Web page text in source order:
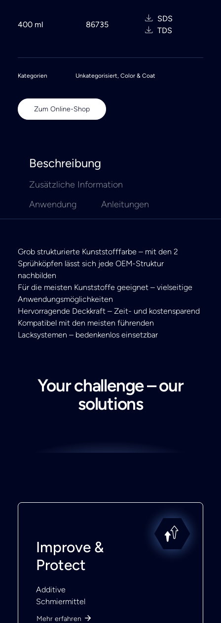
400 ml 86735
SDS
TDS
Kategorien Unkategorisiert, Color & Coat
Zum Online-Shop
Beschreibung
Zusätzliche Information
Anwendung
Anleitungen
Grob strukturierte Kunststofffarbe – mit den 2
Sprühköpfen lässt sich jede OEM-Struktur
nachbilden
Für die meisten Kunststoffe geeignet – vielseitige
Anwendungsmöglichkeiten
Hervorragende Deckkraft – Zeit- und kostensparend
Kompatibel mit den meisten führenden
Lacksystemen – bedenkenlos einsetzbar
Your challenge – our
solutions
Improve &
Protect
Additive
Schmiermittel
Mehr erfahren